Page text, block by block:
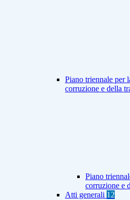
Piano triennale per
corruzione e della
Piano
corruzione e
Atti generali 12